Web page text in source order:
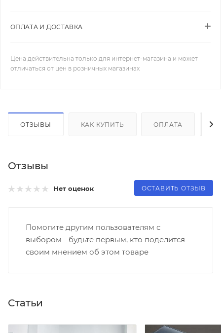
ОПЛАТА И ДОСТАВКА
Цена действительна только для интернет-магазина и может
отличаться от цен в розничных магазинах
ОТЗЫВЫ КАК КУПИТЬ ОПЛАТА
Отзывы
Нет оценок ОСТАВИТЬ ОТЗЫВ
Помогите другим пользователям с
выбором - будьте первым, кто поделится
своим мнением об этом товаре
Статьи